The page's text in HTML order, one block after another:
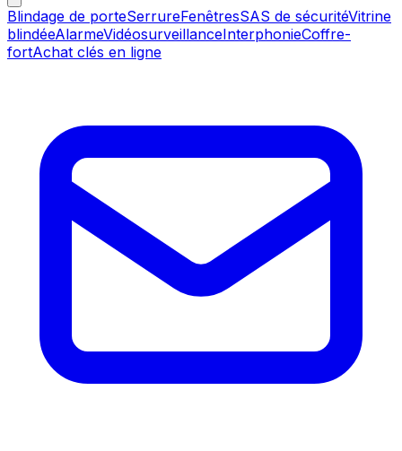
Blindage de porteSerrureFenêtresSAS de sécuritéVitrine
blindéeAlarmeVidéosurveillanceInterphonieCoffre-
fortAchat clés en ligne